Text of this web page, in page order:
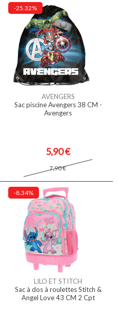
-25.32%
AVENGERS
Sac piscine Avengers 38 CM -
Avengers
5,90 €
7,90 €
-8.34%
LILO ET STITCH
Sac à dos à roulettes Stitch &
Angel Love 43 CM 2 Cpt